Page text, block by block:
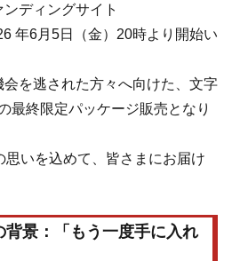
ディングサイト
年6月5日（金）20時より開始い
を逃された方々へ向けた、文字
最終限定パッケージ販売となり
思いを込めて、皆さまにお届け
背景：「もう一度手に入れ